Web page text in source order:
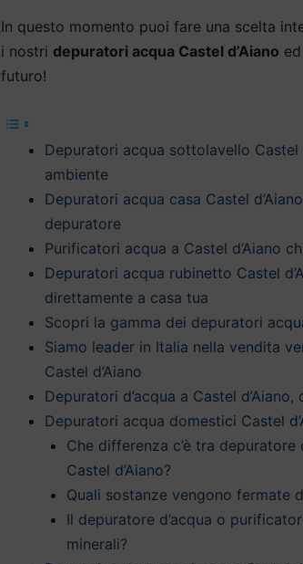
In questo momento puoi fare una scelta
i nostri depuratori acqua Castel d’Aiano
futuro!
Depuratori acqua sottolavello Castel
ambiente
Depuratori acqua casa Castel
depuratore
Purificatori acqua a Castel d’Aiano
Depuratori acqua rubinetto Castel
direttamente a casa tua
Scopri la gamma dei depuratori
Siamo leader in Italia nella vendita
Castel d’Aiano
Depuratori d’acqua a Castel
Depuratori acqua domestici Castel
Che differenza c’è tra depuratore
Castel d’Aiano?
Quali sostanze vengono fermate
Il depuratore d’acqua o
minerali?